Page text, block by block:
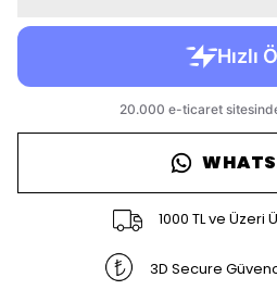
1000 TL ve Üzeri
3D Secure